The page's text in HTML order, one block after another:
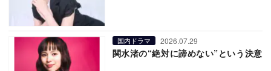
国内ドラマ 2026.07.29
関水渚の“絶対に諦めない”という決意